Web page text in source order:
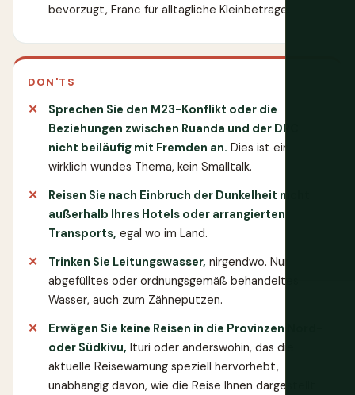
bevorzugt, Franc für alltägliche Kleinbeträge.
DON'TS
Sprechen Sie den M23-Konflikt oder die
Beziehungen zwischen Ruanda und der DRC
nicht beiläufig mit Fremden an. Dies ist ein
wirklich wundes Thema, kein Smalltalk.
Reisen Sie nach Einbruch der Dunkelheit nicht
außerhalb Ihres Hotels oder arrangierten
Transports, egal wo im Land.
Trinken Sie Leitungswasser, nirgendwo. Nur
abgefülltes oder ordnungsgemäß behandeltes
Wasser, auch zum Zähneputzen.
Erwägen Sie keine Reisen in die Provinzen Nord-
oder Südkivu, Ituri oder anderswohin, das die
aktuelle Reisewarnung speziell hervorhebt,
unabhängig davon, wie die Reise Ihnen dargestellt